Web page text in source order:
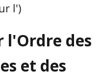
l')
l'Ordre des
et des